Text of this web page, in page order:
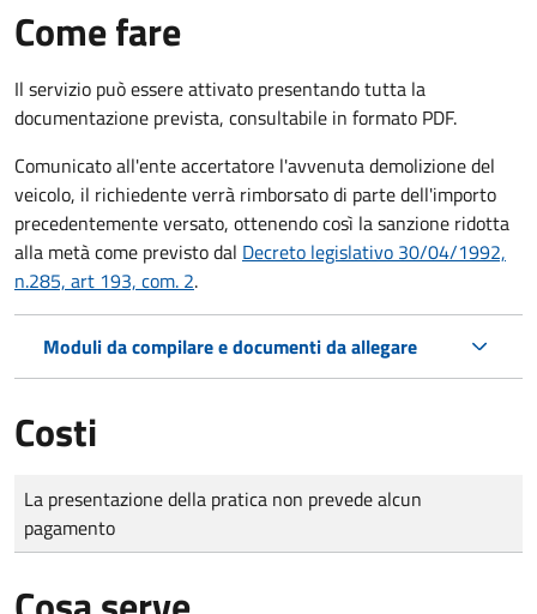
Come fare
Il servizio può essere attivato presentando tutta la
documentazione prevista, consultabile in formato PDF.
Comunicato all'ente accertatore l'avvenuta demolizione del
veicolo, il richiedente verrà rimborsato di parte dell'importo
precedentemente versato, ottenendo così la sanzione ridotta
alla metà come previsto dal Decreto legislativo 30/04/1992,
n.285, art 193, com. 2.
Moduli da compilare e documenti da allegare
Costi
Tipo di pagamento
Importo
La presentazione della pratica non prevede alcun
pagamento